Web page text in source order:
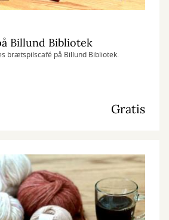
Billund Bibliotek
brætspilscafé på Billund Bibliotek.
Gratis